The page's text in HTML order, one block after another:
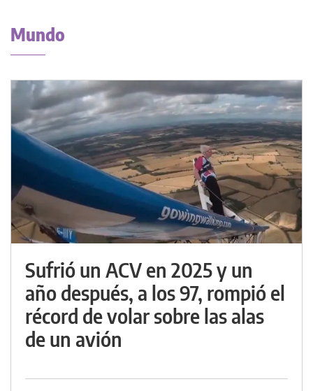
Mundo
Sufrió un ACV en 2025 y un
año después, a los 97, rompió el
récord de volar sobre las alas
de un avión